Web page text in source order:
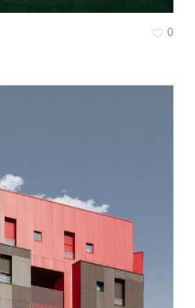
0